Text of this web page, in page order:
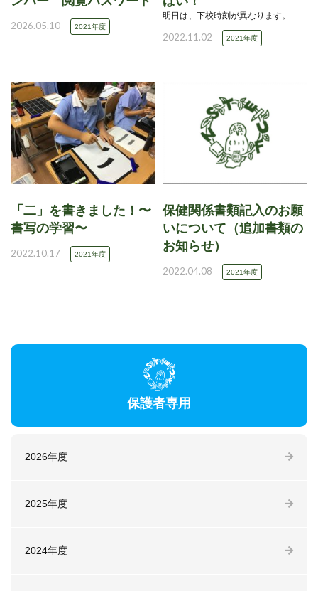
2026.05.10 2021年度
明日は、下校時刻が異なります。
2022.11.02 2021年度
「二」を書きました！〜
書写の学習〜
2022.10.17 2021年度
保健関係書類記入のお願
いについて（追加書類の
お知らせ）
2022.04.08 2021年度
保護者専用
2026年度
2025年度
2024年度